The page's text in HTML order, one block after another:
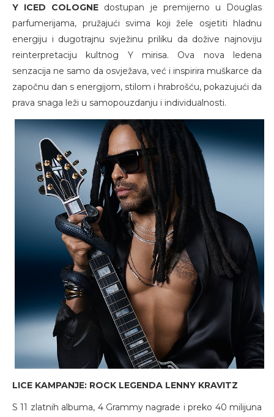
Y ICED COLOGNE dostupan je premijerno u Douglas
parfumerijama, pružajući svima koji žele osjetiti hladnu
energiju i dugotrajnu svježinu priliku da dožive najnoviju
reinterpretaciju kultnog Y mirisa. Ova nova ledena
senzacija ne samo da osvježava, već i inspirira muškarce da
započnu dan s energijom, stilom i hrabrošću, pokazujući da
prava snaga leži u samopouzdanju i individualnosti.
LICE KAMPANJE: ROCK LEGENDA LENNY KRAVITZ
S 11 zlatnih albuma, 4 Grammy nagrade i preko 40 milijuna